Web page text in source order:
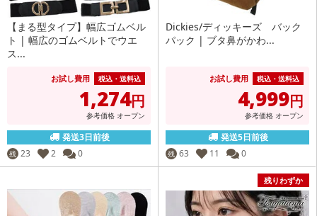
【まる型タイプ】幅広ゴムベル
ト | 幅広のゴムベルトでウエ
ス...
お試し費用 税込・送料込
1,274円
参考価格 オープン
発送3日前後
残 23 2 0
Dickies/ディッキーズ バック
パック | ブタ鼻がかわ...
お試し費用 税込・送料込
4,999円
参考価格 オープン
発送5日前後
残 63 11 0
残りわずか